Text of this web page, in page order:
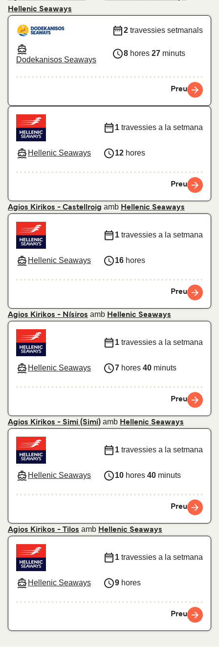
Hellenic Seaways
Dodekanisos Seaways
2 travessies setmanals
8 hores 27 minuts
Preu
Hellenic Seaways
1 travessies a la setmana
12 hores
Preu
Agios Kirikos - Castellroig amb Hellenic Seaways
Hellenic Seaways
1 travessies a la setmana
16 hores
Preu
Agios Kirikos - Nísiros amb Hellenic Seaways
Hellenic Seaways
1 travessies a la setmana
7 hores 40 minuts
Preu
Agios Kirikos - Simi (Simi) amb Hellenic Seaways
Hellenic Seaways
1 travessies a la setmana
10 hores 40 minuts
Preu
Agios Kirikos - Tilos amb Hellenic Seaways
Hellenic Seaways
1 travessies a la setmana
9 hores
Preu